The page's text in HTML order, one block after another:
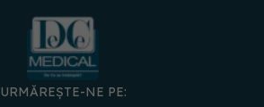
URMĂREȘTE-NE PE: